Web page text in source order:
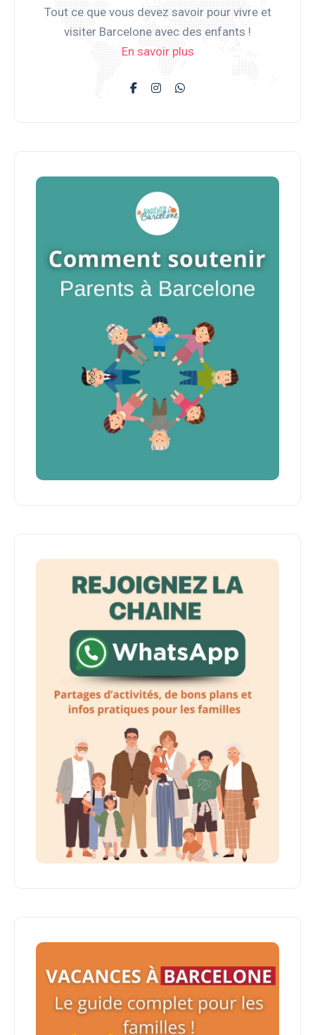
Tout ce que vous devez savoir pour vivre et
visiter Barcelone avec des enfants !
En savoir plus